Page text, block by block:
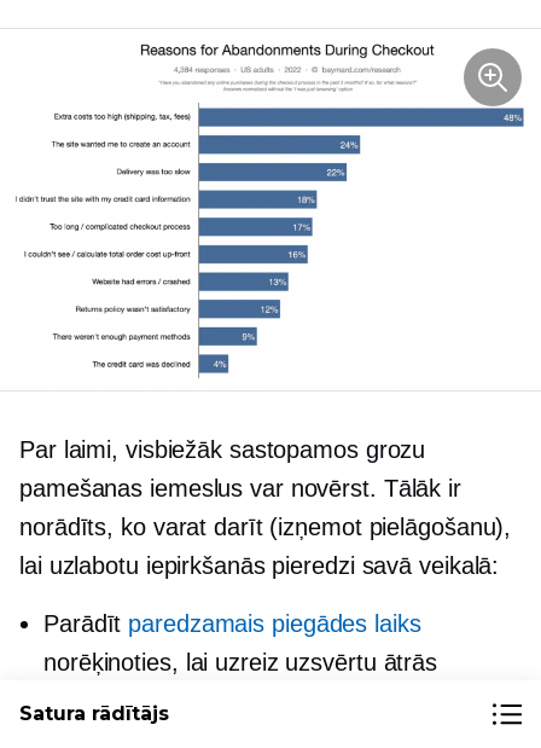
Par laimi, visbiežāk sastopamos grozu
pamešanas iemeslus var novērst. Tālāk ir
norādīts, ko varat darīt (izņemot pielāgošanu),
lai uzlabotu iepirkšanās pieredzi savā veikalā:
Parādīt paredzamais piegādes laiks
norēķinoties, lai uzreiz uzsvērtu ātrās
piegādes priekšrocības.
Satura rādītājs